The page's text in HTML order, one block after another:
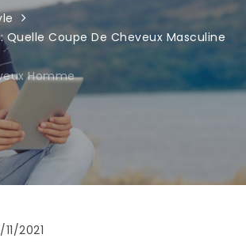
Quelle Coupe De Cheveux Masculine
Homme
2021